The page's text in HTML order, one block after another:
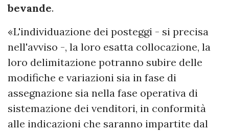
bevande.
«L'individuazione dei posteggi - si precisa
nell'avviso -, la loro esatta collocazione, la
loro delimitazione potranno subire delle
modifiche e variazioni sia in fase di
assegnazione sia nella fase operativa di
sistemazione dei venditori, in conformità
alle indicazioni che saranno impartite dal